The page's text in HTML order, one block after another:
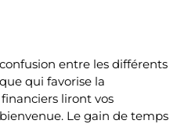
entre les différents
qui favorise la
liront vos
Le gain de temps